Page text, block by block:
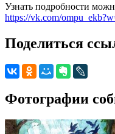
Узнать подробности
https://vk.com/
Поделиться
Фотографии